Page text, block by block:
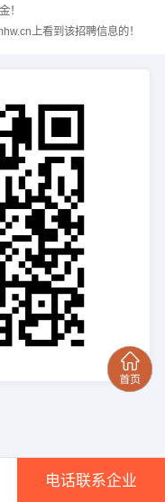
！
上看到该招聘信息的！
电话联系企业